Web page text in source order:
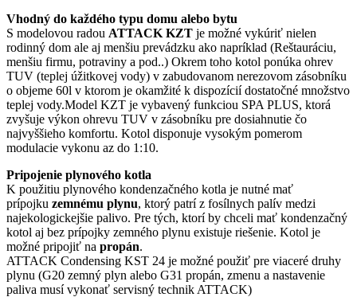
Vhodný do každého typu domu alebo bytu
S modelovou radou ATTACK KZT je možné vykúriť nielen
rodinný dom ale aj menšiu prevádzku ako napríklad (Reštauráciu,
menšiu firmu, potraviny a pod..) Okrem toho kotol ponúka ohrev
TUV (teplej úžitkovej vody) v zabudovanom nerezovom zásobníku
o objeme 60l v ktorom je okamžité k dispozícií dostatočné množstvo
teplej vody.Model KZT je vybavený funkciou SPA PLUS, ktorá
zvyšuje výkon ohrevu TUV v zásobníku pre dosiahnutie čo
najvyššieho komfortu. Kotol disponuje vysokým pomerom
modulacie vykonu az do 1:10.
Pripojenie plynového kotla
K použitiu plynového kondenzačného kotla je nutné mať
prípojku zemnému plynu, ktorý patrí z fosílnych palív medzi
najekologickejšie palivo. Pre tých, ktorí by chceli mať kondenzačný
kotol aj bez prípojky zemného plynu existuje riešenie. Kotol je
možné pripojiť na propán.
ATTACK Condensing KST 24 je možné použiť pre viaceré druhy
plynu (G20 zemný plyn alebo G31 propán, zmenu a nastavenie
paliva musí vykonať servisný technik ATTACK)